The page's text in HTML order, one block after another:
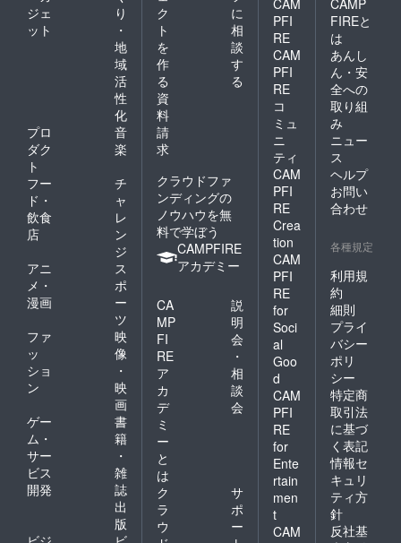
ジェ
ット
り
・
地
域
活
性
化
プロ
ダク
ト
音
楽
フー
ド・
飲食
店
チ
ャ
レ
ン
ジ
アニ
メ・
漫画
ス
ポ
ー
ツ
ファ
ッ
ショ
ン
映
像
・
映
画
ゲー
ム・
サー
ビス
開発
書
籍
・
雑
誌
出
版
ク
ト
を
作
る
に
相
談
す
る
資
料
請
求
クラウドファ
ンディングの
ノウハウを無
料で学ぼう
CAMPFIRE
アカデミー
CA
MP
FI
RE
ア
カ
デ
ミ
ー
と
は
説
明
会
・
相
談
会
ク
ラ
ウ
サ
ポ
ー
CAM
PFI
RE
CAM
PFI
RE
コ
ミュ
ニ
ティ
CAM
PFI
RE
Crea
tion
CAM
PFI
RE
for
Soci
al
Goo
d
CAM
PFI
RE
for
Ente
rtain
men
t
CAM
CAMP
FIREと
は
あんし
ん・安
全への
取り組
み
ニュー
ス
ヘルプ
お問い
合わせ
各種規定
利用規
約
細則
プライ
バシー
ポリ
シー
特定商
取引法
に基づ
く表記
情報セ
キュリ
ティ方
針
反社基